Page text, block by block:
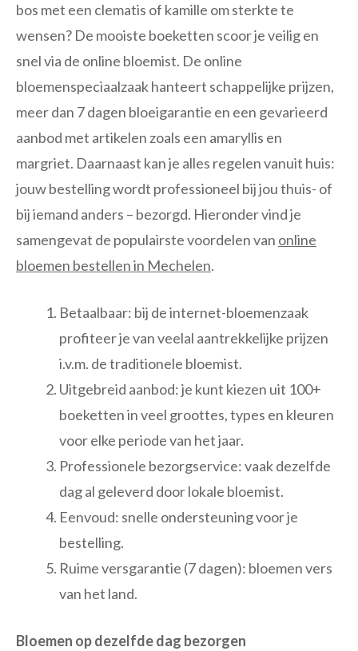
bos met een clematis of kamille om sterkte te
wensen? De mooiste boeketten scoor je veilig en
snel via de online bloemist. De online
bloemenspeciaalzaak hanteert schappelijke prijzen,
meer dan 7 dagen bloeigarantie en een gevarieerd
aanbod met artikelen zoals een amaryllis en
margriet. Daarnaast kan je alles regelen vanuit huis:
jouw bestelling wordt professioneel bij jou thuis- of
bij iemand anders – bezorgd. Hieronder vind je
samengevat de populairste voordelen van online
bloemen bestellen in Mechelen.
Betaalbaar: bij de internet-bloemenzaak
profiteer je van veelal aantrekkelijke prijzen
i.v.m. de traditionele bloemist.
Uitgebreid aanbod: je kunt kiezen uit 100+
boeketten in veel groottes, types en kleuren
voor elke periode van het jaar.
Professionele bezorgservice: vaak dezelfde
dag al geleverd door lokale bloemist.
Eenvoud: snelle ondersteuning voor je
bestelling.
Ruime versgarantie (7 dagen): bloemen vers
van het land.
Bloemen op dezelfde dag bezorgen